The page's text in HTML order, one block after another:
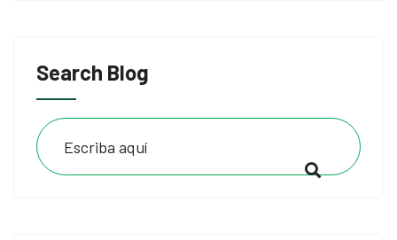
Search Blog